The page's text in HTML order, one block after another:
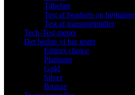
Tilbehør
Test af headsets og højttalere
Test af transportmidler
Tech-Test mener
Det bedste vi har testet
Editors choice
Platinum
Gold
Silver
Bronze